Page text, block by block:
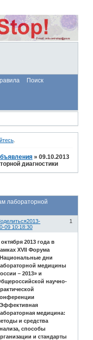
Поиск
.
»09.10.2013
диагностики
лабораторной
1
2013-
09 10:18:30
октября 2013 года в
XVII Форума
дни
медицины
– 2013» и
научно-
медицина:
и средства
способы
и стандарты